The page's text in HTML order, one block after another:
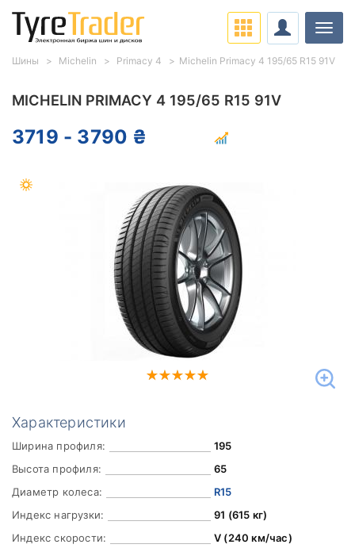
MICHELIN PRIMACY 4 195/65 R15 91V
3719 - 3790 ₴
Характеристики
Ширина профиля:
195
Высота профиля:
65
Диаметр колеса:
R15
Индекс нагрузки:
91 (615 кг)
Индекс скорости:
V (240 км/час)
Шины Michelin Primacy 4 Michelin Primacy 4 195/65 R15 91V